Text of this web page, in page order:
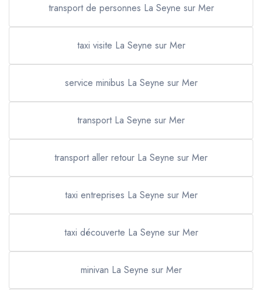
transport de personnes La Seyne sur Mer
taxi visite La Seyne sur Mer
service minibus La Seyne sur Mer
transport La Seyne sur Mer
transport aller retour La Seyne sur Mer
taxi entreprises La Seyne sur Mer
taxi découverte La Seyne sur Mer
minivan La Seyne sur Mer